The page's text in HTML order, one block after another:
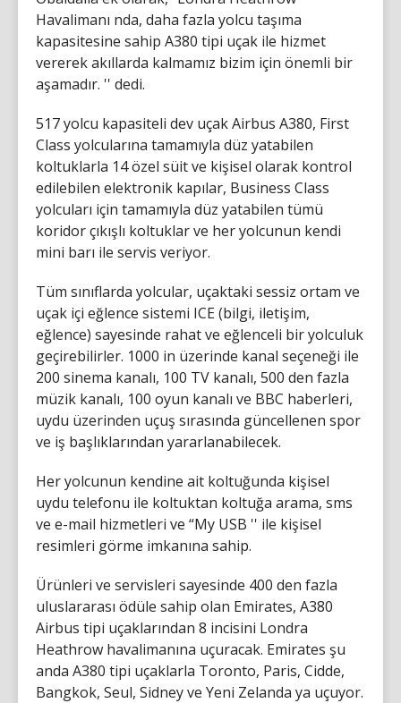
Havalimanı nda, daha fazla yolcu taşıma
kapasitesine sahip A380 tipi uçak ile hizmet
vererek akıllarda kalmamız bizim için önemli bir
aşamadır. '' dedi.
517 yolcu kapasiteli dev uçak Airbus A380, First
Class yolcularına tamamıyla düz yatabilen
koltuklarla 14 özel süit ve kişisel olarak kontrol
edilebilen elektronik kapılar, Business Class
yolcuları için tamamıyla düz yatabilen tümü
koridor çıkışlı koltuklar ve her yolcunun kendi
mini barı ile servis veriyor.
Tüm sınıflarda yolcular, uçaktaki sessiz ortam ve
uçak içi eğlence sistemi ICE (bilgi, iletişim,
eğlence) sayesinde rahat ve eğlenceli bir yolculuk
geçirebilirler. 1000 in üzerinde kanal seçeneği ile
200 sinema kanalı, 100 TV kanalı, 500 den fazla
müzik kanalı, 100 oyun kanalı ve BBC haberleri,
uydu üzerinden uçuş sırasında güncellenen spor
ve iş başlıklarından yararlanabilecek.
Her yolcunun kendine ait koltuğunda kişisel
uydu telefonu ile koltuktan koltuğa arama, sms
ve e-mail hizmetleri ve “My USB '' ile kişisel
resimleri görme imkanına sahip.
Ürünleri ve servisleri sayesinde 400 den fazla
uluslararası ödüle sahip olan Emirates, A380
Airbus tipi uçaklarından 8 incisini Londra
Heathrow havalimanına uçuracak. Emirates şu
anda A380 tipi uçaklarla Toronto, Paris, Cidde,
Bangkok, Seul, Sidney ve Yeni Zelanda ya uçuyor.